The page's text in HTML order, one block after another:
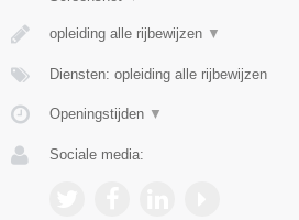
opleiding alle rijbewijzen ▼
Diensten: opleiding alle rijbewijzen
Openingstijden ▼
Sociale media: